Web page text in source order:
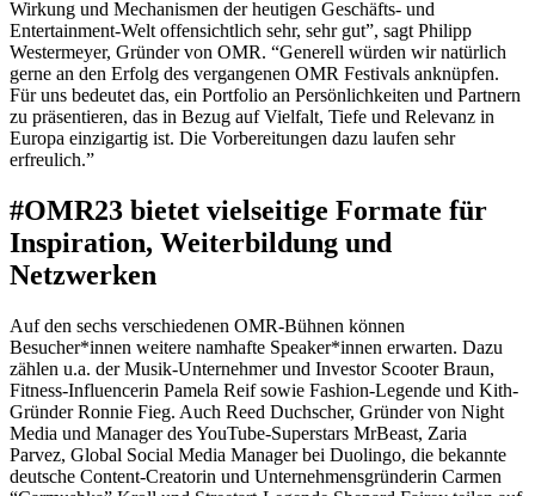
Wirkung und Mechanismen der heutigen Geschäfts- und
Entertainment-Welt offensichtlich sehr, sehr gut”, sagt Philipp
Westermeyer, Gründer von OMR. “Generell würden wir natürlich
gerne an den Erfolg des vergangenen OMR Festivals anknüpfen.
Für uns bedeutet das, ein Portfolio an Persönlichkeiten und Partnern
zu präsentieren, das in Bezug auf Vielfalt, Tiefe und Relevanz in
Europa einzigartig ist. Die Vorbereitungen dazu laufen sehr
erfreulich.”
#OMR23 bietet vielseitige Formate für
Inspiration, Weiterbildung und
Netzwerken
Auf den sechs verschiedenen OMR-Bühnen können
Besucher*innen weitere namhafte Speaker*innen erwarten. Dazu
zählen u.a. der Musik-Unternehmer und Investor Scooter Braun,
Fitness-Influencerin Pamela Reif sowie Fashion-Legende und Kith-
Gründer Ronnie Fieg. Auch Reed Duchscher, Gründer von Night
Media und Manager des YouTube-Superstars MrBeast, Zaria
Parvez, Global Social Media Manager bei Duolingo, die bekannte
deutsche Content-Creatorin und Unternehmensgründerin Carmen